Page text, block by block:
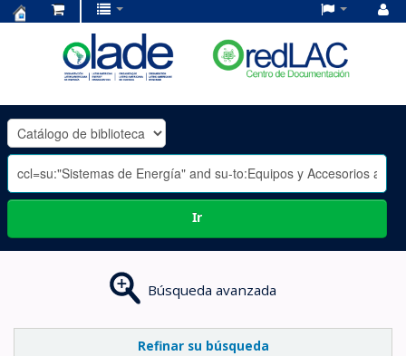
OLADE
-
Ir
Búsqueda avanzada
Refinar su búsqueda